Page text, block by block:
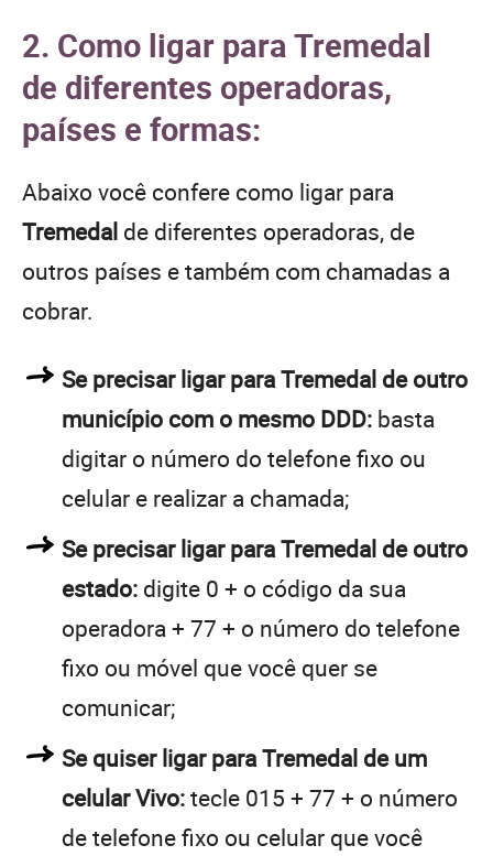
2. Como ligar para Tremedal
de diferentes operadoras,
países e formas:
Abaixo você confere como ligar para
Tremedal de diferentes operadoras, de
outros países e também com chamadas a
cobrar.
Se precisar ligar para Tremedal de outro
município com o mesmo DDD: basta
digitar o número do telefone fixo ou
celular e realizar a chamada;
Se precisar ligar para Tremedal de outro
estado: digite 0 + o código da sua
operadora + 77 + o número do telefone
fixo ou móvel que você quer se
comunicar;
Se quiser ligar para Tremedal de um
celular Vivo:tecle 015 + 77 + o número
de telefone fixo ou celular que você